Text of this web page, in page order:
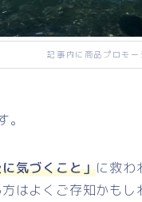
記事内に商品プロモ
気づくこと」に救わ
はよくご存知かもし